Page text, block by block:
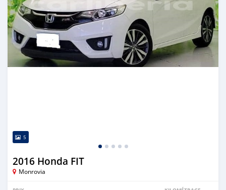
5
2016 Honda FIT
Monrovia